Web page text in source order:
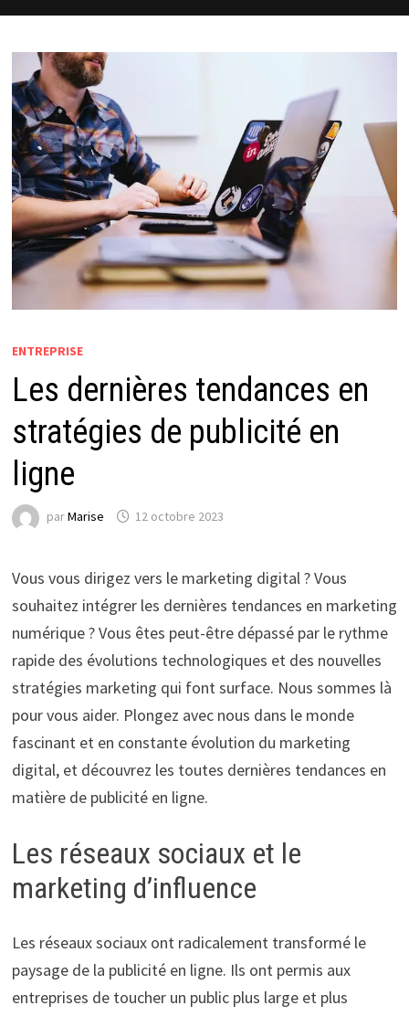
ENTREPRISE
Les dernières tendances en
stratégies de publicité en
ligne
parMarise 12 octobre 2023
Vous vous dirigez vers le marketing digital ? Vous
souhaitez intégrer les dernières tendances en marketing
numérique ? Vous êtes peut-être dépassé par le rythme
rapide des évolutions technologiques et des nouvelles
stratégies marketing qui font surface. Nous sommes là
pour vous aider. Plongez avec nous dans le monde
fascinant et en constante évolution du marketing
digital, et découvrez les toutes dernières tendances en
matière de publicité en ligne.
Les réseaux sociaux et le
marketing d’influence
Les réseaux sociaux ont radicalement transformé le
paysage de la publicité en ligne. Ils ont permis aux
entreprises de toucher un public plus large et plus